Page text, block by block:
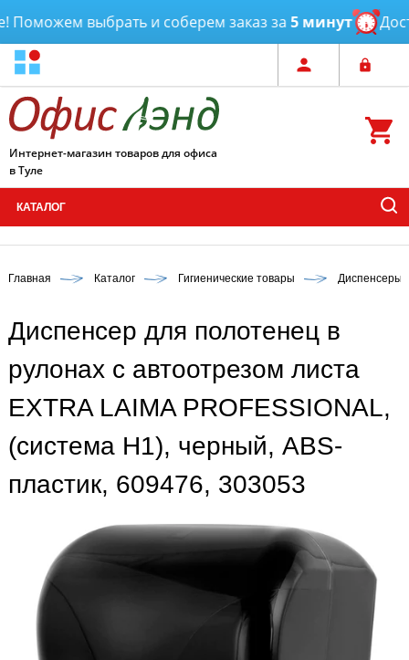
выбрать и соберем заказ за5 минут
Интернет-магазин товаров для офиса
в Туле
КАТАЛОГ
Главная Каталог Гигиенические товары Диспенсеры
Диспенсер для полотенец в
рулонах с автоотрезом листа
EXTRA LAIMA PROFESSIONAL,
(система H1), черный, ABS-
пластик, 609476, 303053